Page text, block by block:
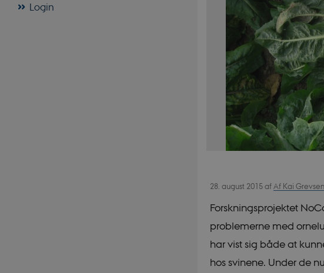
Login
28. august 2015 af Af Kai
Forskningsprojektet
problemerne med
har vist sig både at
hos svinene. Under de